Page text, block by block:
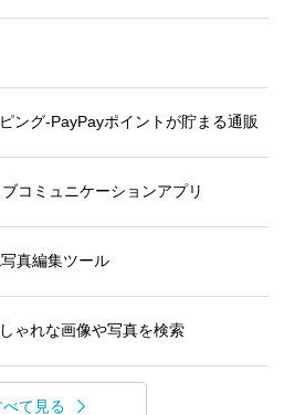
ング-PayPayポイントが貯まる通販
コミュニケーションアプリ
真編集ツール
ゃれな画像や写真を検索
べて見る